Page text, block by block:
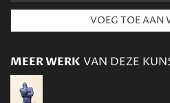
MEER WERK VAN DEZE